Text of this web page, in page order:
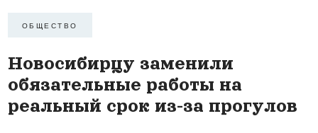
ОБЩЕСТВО
Новосибирцу заменили
обязательные работы на
реальный срок из-за прогулов